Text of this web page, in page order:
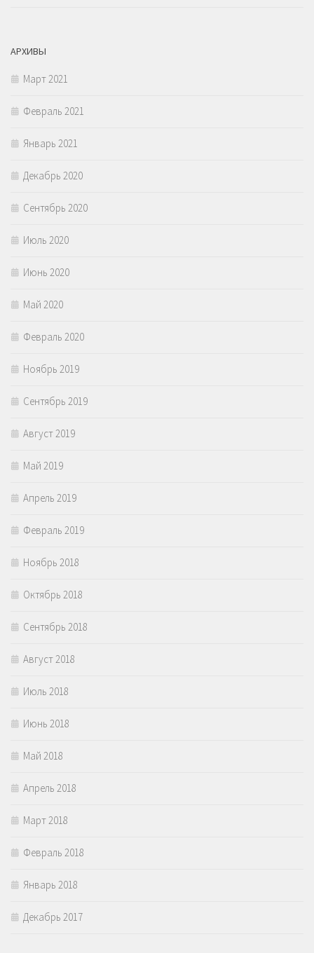
АРХИВЫ
Март 2021
Февраль 2021
Январь 2021
Декабрь 2020
Сентябрь 2020
Июль 2020
Июнь 2020
Май 2020
Февраль 2020
Ноябрь 2019
Сентябрь 2019
Август 2019
Май 2019
Апрель 2019
Февраль 2019
Ноябрь 2018
Октябрь 2018
Сентябрь 2018
Август 2018
Июль 2018
Июнь 2018
Май 2018
Апрель 2018
Март 2018
Февраль 2018
Январь 2018
Декабрь 2017